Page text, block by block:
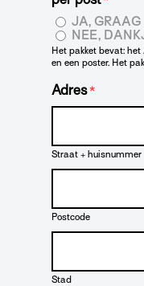
JA, GRAAG
NEE,
Het pakket bevat:
en een poster. Het
Adres *
Straat + huisnummer
Postcode
Stad